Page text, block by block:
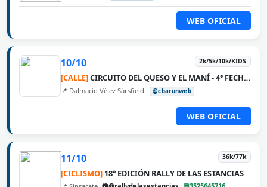
WEB OFICIAL
10/10 2k/5k/10k/KIDS
[CALLE]CIRCUITO DEL QUESO Y EL MANÍ - 4° FECHA DALMACIO VÉLEZ SÁRSFIELD
📍 Dalmacio Vélez Sársfield @cbarunweb
WEB OFICIAL
11/10 36k/77k
[CICLISMO] 18° EDICIÓN RALLY DE LAS ESTANCIAS